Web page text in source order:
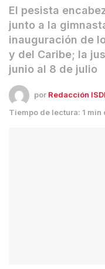
El pesista
junto a la
inauguración de
y del Caribe; la
junio al 8 de julio
por Redacción
Tiempo de lectura: 1 min